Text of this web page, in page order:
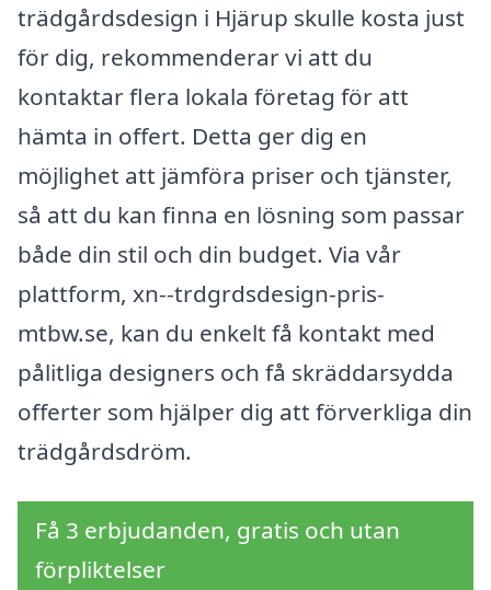
trädgårdsdesign i Hjärup skulle kosta just
för dig, rekommenderar vi att du
kontaktar flera lokala företag för att
hämta in offert. Detta ger dig en
möjlighet att jämföra priser och tjänster,
så att du kan finna en lösning som passar
både din stil och din budget. Via vår
plattform, xn--trdgrdsdesign-pris-
mtbw.se, kan du enkelt få kontakt med
pålitliga designers och få skräddarsydda
offerter som hjälper dig att förverkliga din
trädgårdsdröm.
Få 3 erbjudanden, gratis och utan
förpliktelser